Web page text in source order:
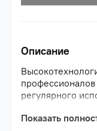
Описание
регулярного
и
свободно сидит
Показать